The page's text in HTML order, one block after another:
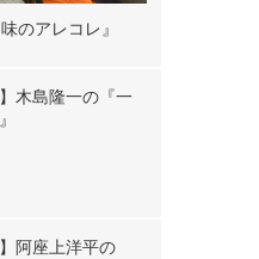
のアレコレ』
】木島隆一の『一
】阿座上洋平の